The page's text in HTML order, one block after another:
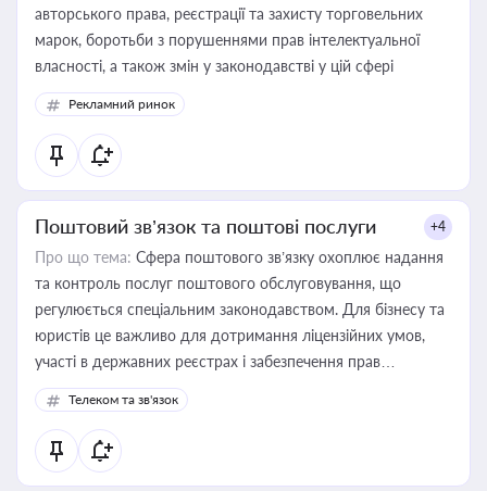
авторського права, реєстрації та захисту торговельних
марок, боротьби з порушеннями прав інтелектуальної
власності, а також змін у законодавстві у цій сфері
Рекламний ринок
Поштовий зв’язок та поштові послуги +4
Про що тема: Сфера поштового зв’язку охоплює надання
та контроль послуг поштового обслуговування, що
регулюється спеціальним законодавством. Для бізнесу та
юристів це важливо для дотримання ліцензійних умов,
участі в державних реєстрах і забезпечення прав
споживачів.
Телеком та зв'язок